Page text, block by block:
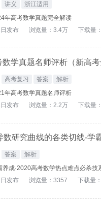
讲义
浙江适用
年高考数学真题完全解读
发布
浏览量：3.4万 下载量
学真题名师评析（新高考
高考复习 答案
解析
年高考数学真题名师评析
发布
浏览量：2.2万 下载量
答案
解析
养成·2020高考数学热点难点必杀
发布
浏览量：3357 下载量